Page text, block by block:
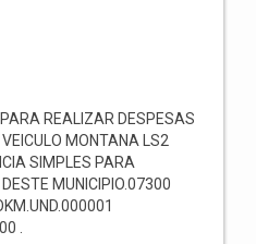
REALIZAR DESPESAS
MONTANA LS2
SIMPLES PARA
MUNICIPIO.07300
.